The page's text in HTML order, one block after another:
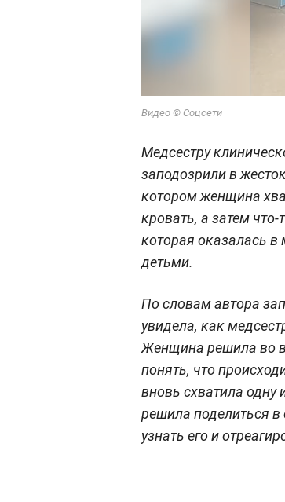
Видео © Соцсети
Медсестру
заподозрили в
котором женщина
кровать, а затем
которая оказалась
детьми.
По словам автора
увидела, как
Женщина решила во
понять, что
вновь схватила одну
решила поделиться в
узнать его и